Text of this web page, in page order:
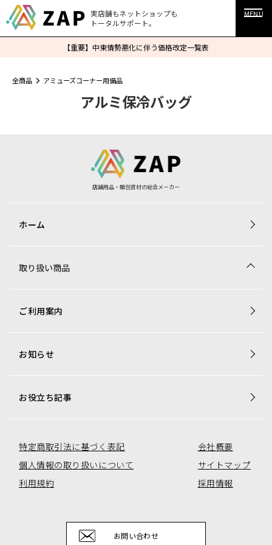
実店舗もネットショップも
トータルサポート。
MENU
【重要】中東情勢悪化に伴う価格改定一覧表
全商品 アミューズコーナー用備品
アルミ保冷バッグ
店舗用品・梱包資材の総合メーカー
ホーム
取り扱い商品
商品一覧
トレカ用ショーケース・消耗品
オリジナル商品一覧
ご利用案内
お知らせ
お役立ち記事
特定商取引法に基づく表記
個人情報の取り扱いについて
利用規約
会社概要
サイトマップ
採用情報
お問い合わせ